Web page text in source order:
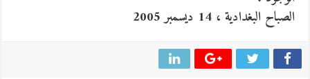
الصباح البغدادية ، 14 ديسمبر 2005